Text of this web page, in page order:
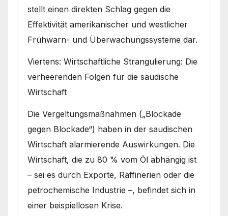
stellt einen direkten Schlag gegen die
Effektivität amerikanischer und westlicher
Frühwarn- und Überwachungssysteme dar.
Viertens: Wirtschaftliche Strangulierung: Die
verheerenden Folgen für die saudische
Wirtschaft
Die Vergeltungsmaßnahmen („Blockade
gegen Blockade“) haben in der saudischen
Wirtschaft alarmierende Auswirkungen. Die
Wirtschaft, die zu 80 % vom Öl abhängig ist
– sei es durch Exporte, Raffinerien oder die
petrochemische Industrie –, befindet sich in
einer beispiellosen Krise.